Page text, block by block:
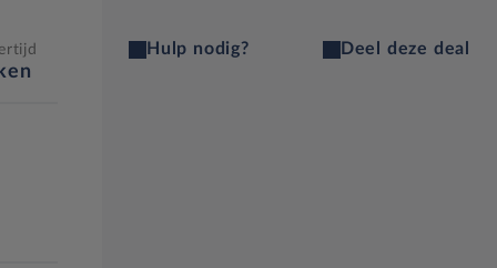
Hulp nodig? Deel deze deal